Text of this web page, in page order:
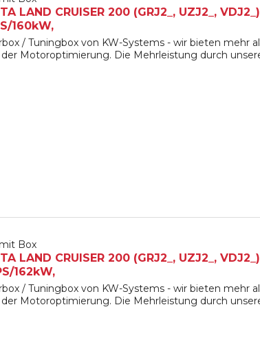
LAND CRUISER 200 (GRJ2_, UZJ2_,
160kW,
/ Tuningbox von KW-Systems - wir bieten mehr
Motoroptimierung. Die Mehrleistung durch
Box
LAND CRUISER 200 (GRJ2_, UZJ2_,
162kW,
/ Tuningbox von KW-Systems - wir bieten mehr
Motoroptimierung. Die Mehrleistung durch